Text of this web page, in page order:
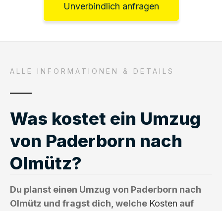
Unverbindlich anfragen
ALLE INFORMATIONEN & DETAILS
Was kostet ein Umzug
von Paderborn nach
Olmütz?
Du planst einen Umzug von Paderborn nach
Olmütz und fragst dich, welche Kosten auf